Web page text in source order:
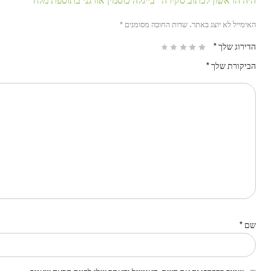
האימייל לא יוצג באתר. שדות החובה מסומנים *
הדירוג שלך*
הביקורת שלך*
שם *